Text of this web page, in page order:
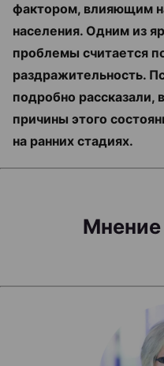
фактором, влияющим
населения. Одним из
проблемы считается
раздражительность.
подробно рассказали,
причины этого
на ранних стадиях.
Мнение